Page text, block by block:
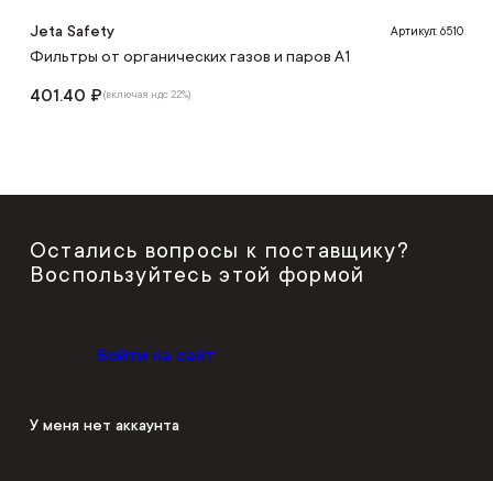
Jeta Safety Артикул: 6510
Фильтры от органических газов и паров A1
401.40 ₽(включая ндс 22%)
Остались вопросы к поставщику?
Воспользуйтесь этой формой
Войти на сайт
У меня нет аккаунта